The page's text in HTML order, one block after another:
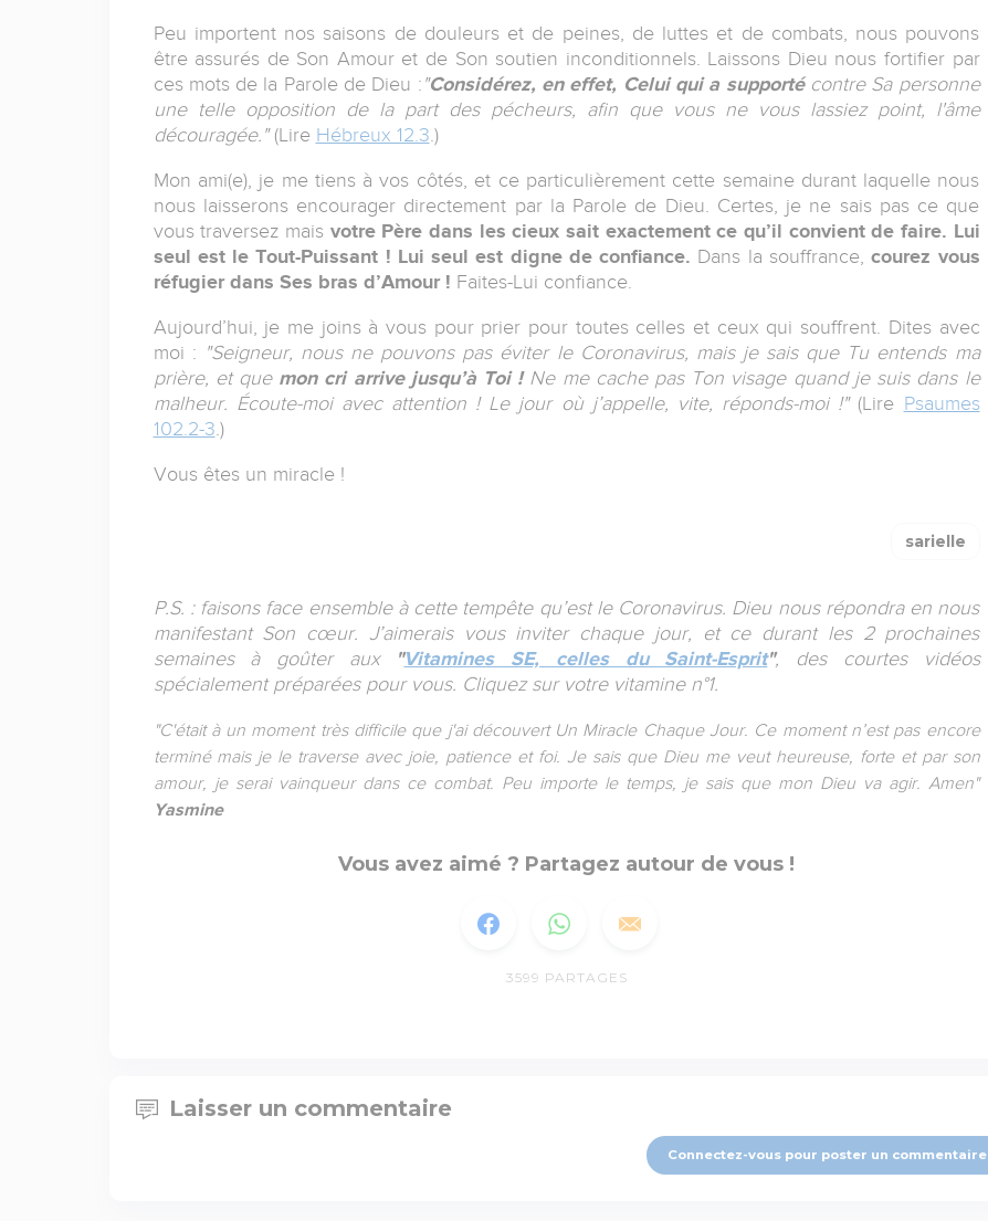
Peu importent nos saisons de douleurs et de peines, de luttes et de combats, nous pouvons
être assurés de Son Amour et de Son soutien inconditionnels. Laissons Dieu nous fortifier par
ces mots de la Parole de Dieu : "Considérez, en effet, Celui qui a supportécontre Sa personne
une telle opposition de la part des pécheurs, afin que vous ne vous lassiez point, l'âme
découragée."(Lire Hébreux 12.3 .)
Mon ami(e), je me tiens à vos côtés, et ce particulièrement cette semaine durant laquelle nous
nous laisserons encourager directement par la Parole de Dieu. Certes, je ne sais pas ce que
vous traversez mais votre Père dans les cieux sait exactement ce qu’il convient de faire. Lui
seul est le Tout-Puissant ! Lui seul est digne de confiance. Dans la souffrance,courez vous
réfugier dans Ses bras d’Amour ! Faites-Lui confiance.
Aujourd’hui, je me joins à vous pour prier pour toutes celles et ceux qui souffrent. Dites avec
moi : "Seigneur, nous ne pouvons pas éviter le Coronavirus, mais je sais que Tu entends ma
prière, et que mon cri arrive jusqu’à Toi !Ne me cache pas Ton visage quand je suis dans le
malheur. Écoute-moi avec attention ! Le jour où j’appelle, vite, réponds-moi !"(Lire Psaumes
102.2-3 .)
Vous êtes un miracle !
sarielle
P.S. : faisons face ensemble à cette tempête qu’est le Coronavirus. Dieu nous répondra en nous
manifestant Son cœur. J’aimerais vous inviter chaque jour, et ce durant les 2 prochaines
semaines à goûter aux
"Vitamines SE, celles du Saint-Esprit", des courtes vidéos
spécialement préparées pour vous. Cliquez sur votre vitamine n°1.
"C'était à un moment très difficile que j'ai découvert Un Miracle Chaque Jour. Ce moment n’est pas encore
terminé mais je le traverse avec joie, patience et foi. Je sais que Dieu me veut heureuse, forte et par son
amour, je serai vainqueur dans ce combat. Peu importe le temps, je sais que mon Dieu va agir. Amen"
Yasmine
Vous avez aimé ? Partagez autour de vous !
3599 PARTAGES
Laisser un commentaire
Connectez-vous pour poster un commentaire